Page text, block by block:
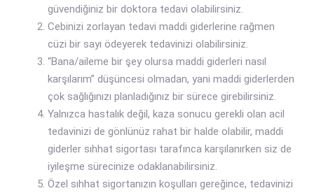
güvendiğiniz bir doktora tedavi olabilirsiniz.
Cebinizi zorlayan tedavi maddi giderlerine rağmen
cüzi bir sayı ödeyerek tedavinizi olabilirsiniz.
“Bana/aileme bir şey olursa maddi giderleri nasıl
karşılarım” düşüncesi olmadan, yani maddi giderlerden
çok sağlığınızı planladığınız bir sürece girebilirsiniz.
Yalnızca hastalık değil, kaza sonucu gerekli olan acil
tedavinizi de gönlünüz rahat bir halde olabilir, maddi
giderler sıhhat sigortası tarafınca karşılanırken siz de
iyileşme sürecinize odaklanabilirsiniz.
Özel sıhhat sigortanızın koşulları gereğince, tedavinizi